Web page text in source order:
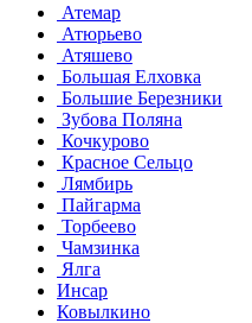
Атемар
Атюрьево
Атяшево
Большая Елховка
Большие Березники
Зубова Поляна
Кочкурово
Красное Сельцо
Лямбирь
Пайгарма
Торбеево
Чамзинка
Ялга
Инсар
Ковылкино